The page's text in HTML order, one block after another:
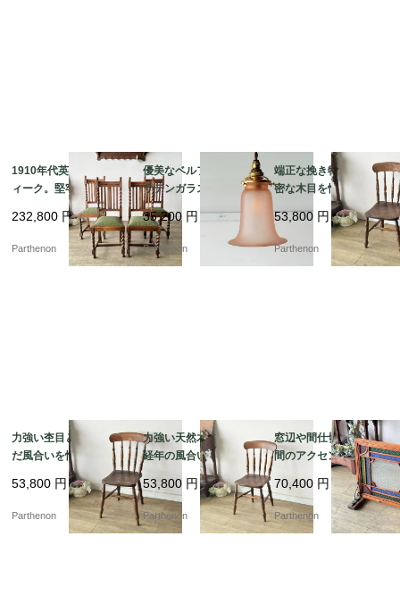
1910年代英国製アンテ
ィーク。堅牢なオーク
無垢材のツイストダイ
ニングチェア4脚セット
232,800 円
Parthenon
優美なベルフラワー型
サテンガラスシェー
ド。温かみのあるピン
クが空間を彩るペンダ
ントライト【ls216-7】
35,200 円
Parthenon
端正な挽き物細工と緻
密な木目を愉しむ、ク
ラシカルな椅子。深み
のある重厚な色艶が空
間を引き締める、木製
キッチンチェア【c313
53,800 円
Parthenon
力強い杢目と時を刻ん
だ風合いを愉しむ、ク
ラシカルなダイニング
チェア。美しい挽き物
加工の背もたれが目を
惹く、木製カントリー
53,800 円
Parthenon
力強い天然木の木目と
経年の風合いを愉しむ
クラシカルな椅子。美
しい旋盤加工のスポン
ドルが映える木製キッ
チンチェア【c313-1】
53,800 円
Parthenon
窓辺や間仕切りに、空
間のアクセントとなる
美しい幾何学デザイ
ン。色鮮やかなテクス
チャガラスが彩る、木
枠付きステンドグラス
70,400 円
Parthenon